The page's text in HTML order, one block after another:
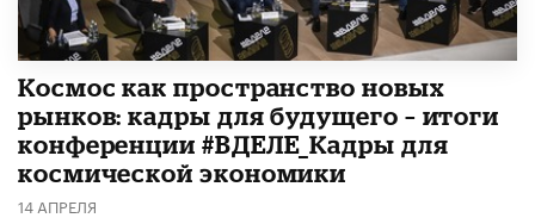
Космос как пространство новых
рынков: кадры для будущего – итоги
конференции #ВДЕЛЕ_Кадры для
космической экономики
14 АПРЕЛЯ